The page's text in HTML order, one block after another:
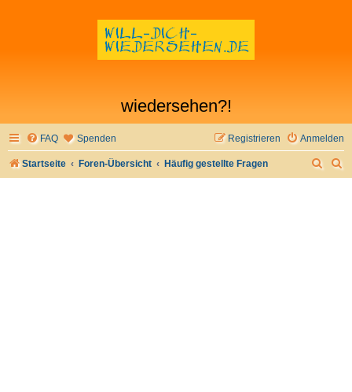
wiedersehen?!
FAQ Spenden Anmelden
Registrieren
Startseite Foren-Übersicht Häufig gestellte Fragen